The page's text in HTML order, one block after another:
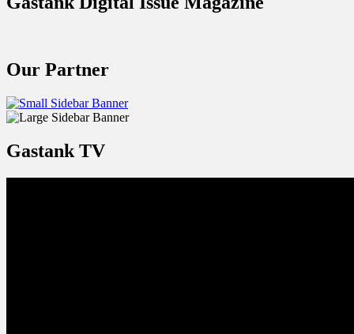
Our Partner
Gastank TV